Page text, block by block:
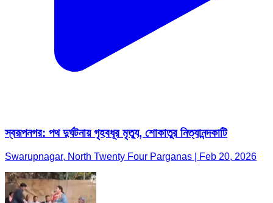
স্বরূপনগর: পথ দুর্ঘটনায় গৃহবধূর মৃত্যু, শোকাতুর নিত্যানন্দকাটি
Swarupnagar, North Twenty Four Parganas | Feb 20, 2026